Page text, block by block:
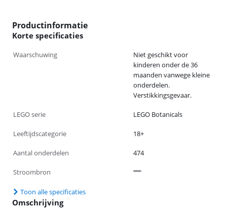
Productinformatie
Korte specificaties
Waarschuwing
Niet geschikt voor
kinderen onder de 36
maanden vanwege kleine
onderdelen.
Verstikkingsgevaar.
LEGO serie LEGO Botanicals
Leeftijdscategorie 18+
Aantal onderdelen 474
Stroombron
Toon alle specificaties
Omschrijving